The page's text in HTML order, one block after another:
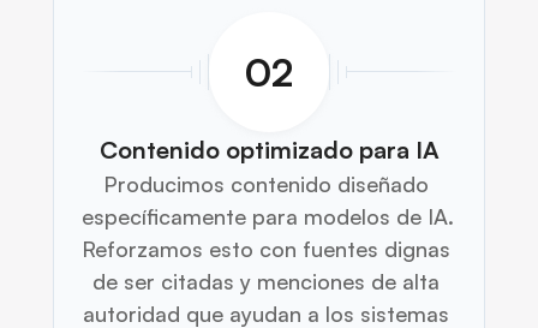
02
Contenido optimizado para IA
Producimos contenido diseñado
específicamente para modelos de IA.
Reforzamos esto con fuentes dignas
de ser citadas y menciones de alta
autoridad que ayudan a los sistemas